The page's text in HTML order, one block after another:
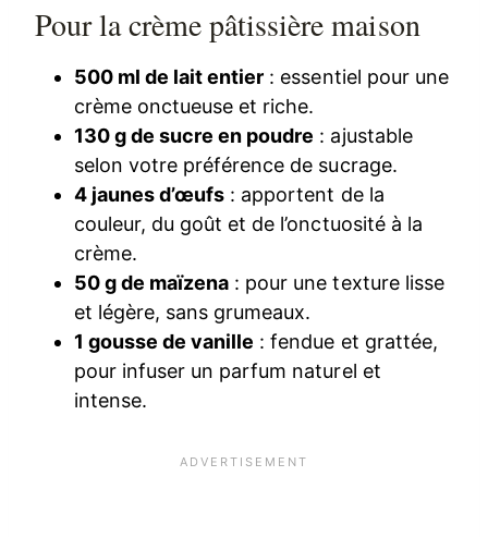
Pour la crème pâtissière maison
500 ml de lait entier : essentiel pour une
crème onctueuse et riche.
130 g de sucre en poudre : ajustable
selon votre préférence de sucrage.
4 jaunes d’œufs : apportent de la
couleur, du goût et de l’onctuosité à la
crème.
50 g de maïzena : pour une texture lisse
et légère, sans grumeaux.
1 gousse de vanille : fendue et grattée,
pour infuser un parfum naturel et
intense.